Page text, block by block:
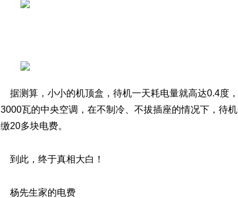
据测算，小小的机顶盒，待机一天耗电量就高达0.4度
瓦的中央空调，在不制冷、不拔插座的情况下，待
20多块电费。
到此，终于真相大白！
杨先生家的电费